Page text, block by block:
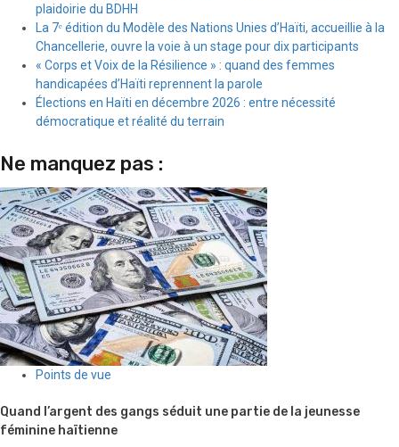
plaidoirie du BDHH
La 7ᵉ édition du Modèle des Nations Unies d’Haïti, accueillie à la
Chancellerie, ouvre la voie à un stage pour dix participants
« Corps et Voix de la Résilience » : quand des femmes
handicapées d’Haïti reprennent la parole
Élections en Haïti en décembre 2026 : entre nécessité
démocratique et réalité du terrain
Ne manquez pas :
Points de vue
Quand l’argent des gangs séduit une partie de la jeunesse
féminine haïtienne